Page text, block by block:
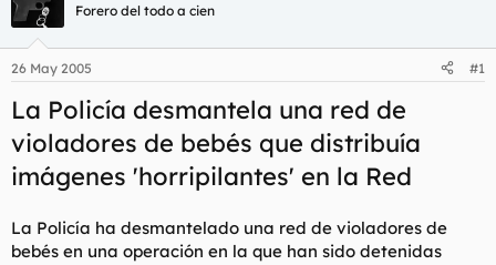
i
a
d
o
d
e
l
t
a
a
e
i
o
Forero del todo a cien
26 May 2005 #1
La Policía desmantela una red de
violadores de bebés que distribuía
imágenes 'horripilantes' en la Red
La Policía ha desmantelado una red de violadores de
bebés en una operación en la que han sido detenidas